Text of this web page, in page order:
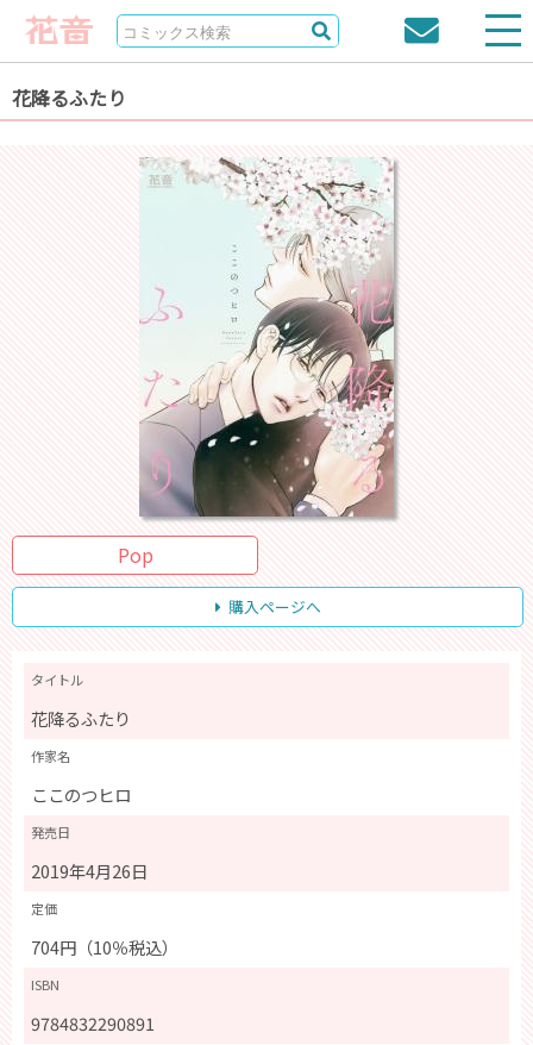
花降るふたり
Pop
購入ページへ
タイトル
花降るふたり
作家名
ここのつヒロ
発売日
2019年4月26日
定価
704円（10％税込）
ISBN
9784832290891